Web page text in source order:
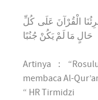
الْقُرْآنَ عَلَى كُلِّ
حَالٍ مَا لَمْ يَكُنْ جُنُبًا
Artinya :
membaca Al-
“ HR Tirmidzi